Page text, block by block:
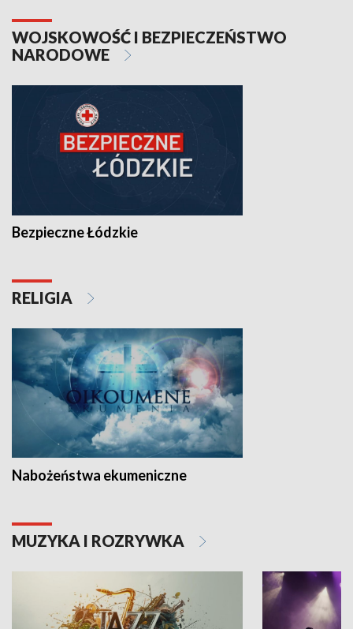
WOJSKOWOŚĆ I BEZPIECZEŃSTWO
NARODOWE
Bezpieczne Łódzkie
RELIGIA
Nabożeństwa ekumeniczne
MUZYKA I ROZRYWKA